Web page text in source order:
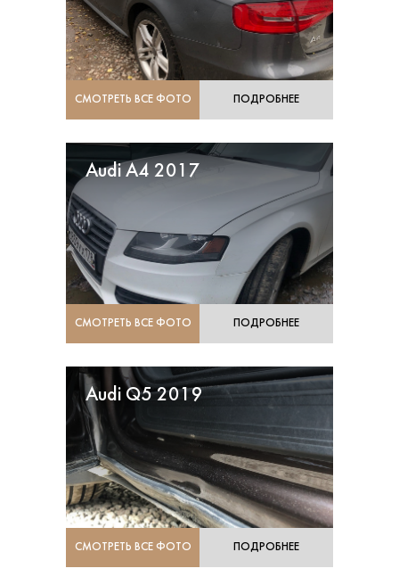
СМОТРЕТЬ ВСЕ ФОТО ПОДРОБНЕЕ
Audi A4 2017
СМОТРЕТЬ ВСЕ ФОТО ПОДРОБНЕЕ
Audi Q5 2019
СМОТРЕТЬ ВСЕ ФОТО ПОДРОБНЕЕ